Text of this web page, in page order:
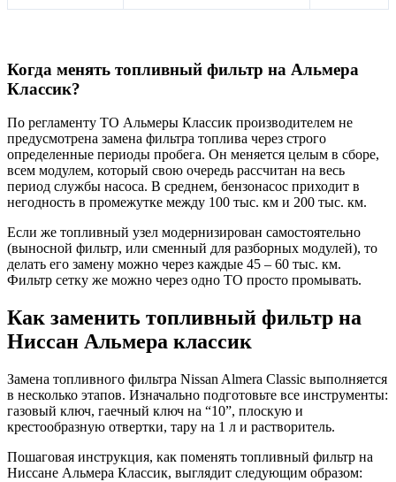
Когда менять топливный фильтр на Альмера
Классик?
По регламенту ТО Альмеры Классик производителем не
предусмотрена замена фильтра топлива через строго
определенные периоды пробега. Он меняется целым в сборе,
всем модулем, который свою очередь рассчитан на весь
период службы насоса. В среднем, бензонасос приходит в
негодность в промежутке между 100 тыс. км и 200 тыс. км.
Если же топливный узел модернизирован самостоятельно
(выносной фильтр, или сменный для разборных модулей), то
делать его замену можно через каждые 45 – 60 тыс. км.
Фильтр сетку же можно через одно ТО просто промывать.
Как заменить топливный фильтр на
Ниссан Альмера классик
Замена топливного фильтра Nissan Almera Classic выполняется
в несколько этапов. Изначально подготовьте все инструменты:
газовый ключ, гаечный ключ на “10”, плоскую и
крестообразную отвертки, тару на 1 л и растворитель.
Пошаговая инструкция, как поменять топливный фильтр на
Ниссане Альмера Классик, выглядит следующим образом: